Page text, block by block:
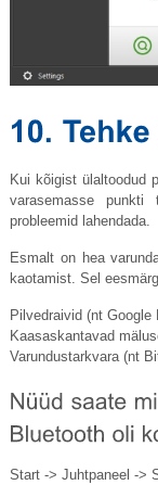
Kui kõigist ülaltoodud
varasemasse
probleemid lahendada.
Esmalt on hea
kaotamist. Sel
Pilvedraivid (nt
Kaasaskantavad
Varundustarkvara (nt
Start -> Juhtpaneel ->